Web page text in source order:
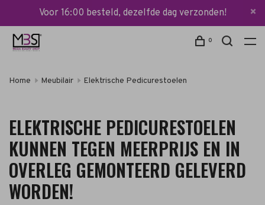
Voor 16:00 besteld, dezelfde dag verzonden!
0
Home Meubilair Elektrische Pedicurestoelen
ELEKTRISCHE PEDICURESTOELEN
KUNNEN TEGEN MEERPRIJS EN IN
OVERLEG GEMONTEERD GELEVERD
WORDEN!